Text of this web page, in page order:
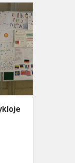
kalbų
diena
mokykloje